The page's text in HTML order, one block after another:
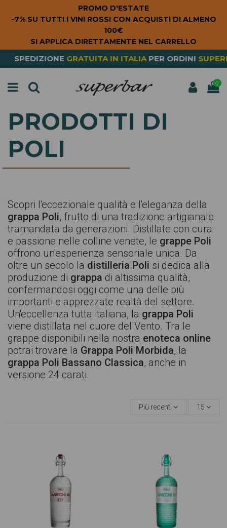
PROMO D'ESTATE
-7% SU TUTTI I VINI ROSSI CON ACQUISTI DI ALMENO
100€
SI APPLICA DIRETTAMENTE NEL CARRELLO
GRATUITAIN ITALIA PER ORDINISUPERIORI A 79€
0
PRODOTTI DI
POLI
Scopri l'eccezionale qualità e l'eleganza della
grappa Poli, frutto di una tradizione artigianale
tramandata da generazioni. Distillate con cura
e passione nelle colline venete, le grappe Poli
offrono un'esperienza sensoriale unica. Da
oltre un secolo la distilleria Poli si dedica alla
produzione di grappa di altissima qualità,
confermandosi oggi come una delle più
importanti e apprezzate realtà del settore.
Un'eccellenza tutta italiana, la grappa Poli
viene distillata nel cuore del Vento. Tra le
grappe disponibili nella nostra enoteca online
potrai trovare la Grappa Poli Morbida, la
grappa Poli Bassano Classica, anche in
versione 24 carati.
Più recenti 15